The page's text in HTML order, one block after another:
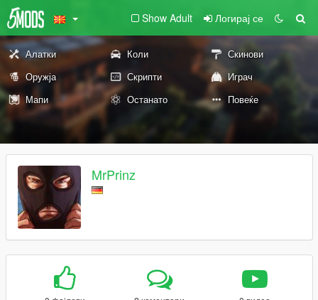
Show Adult Логирај се
Алатки Коли
Скинови
Оружја
Скрипти
Играч
Мапи
Останато Повеќе
MrPrinz